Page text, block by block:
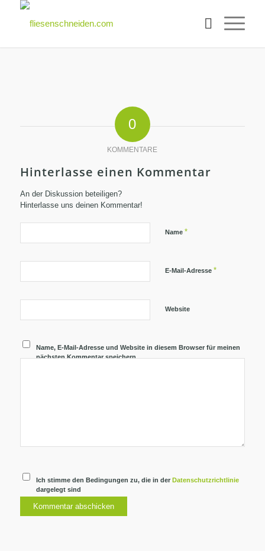
0
KOMMENTARE
Hinterlasse einen Kommentar
An der Diskussion beteiligen?
Hinterlasse uns deinen Kommentar!
Name *
E-Mail-Adresse *
Website
Name, E-Mail-Adresse und Website in diesem Browser für meinen
nächsten Kommentar speichern.
Ich stimme den Bedingungen zu, die in derDatenschutzrichtlinie
dargelegt sind